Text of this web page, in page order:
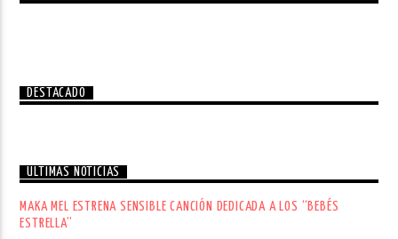
DESTACADO
ÚLTIMAS NOTICIAS
MAKA MEL ESTRENA SENSIBLE CANCIÓN DEDICADA A LOS “BEBÉS
ESTRELLA”